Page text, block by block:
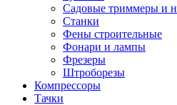
Садовые триммеры и
Станки
Фены строительные
Фонари и лампы
Фрезеры
Штроборезы
Компрессоры
Тачки